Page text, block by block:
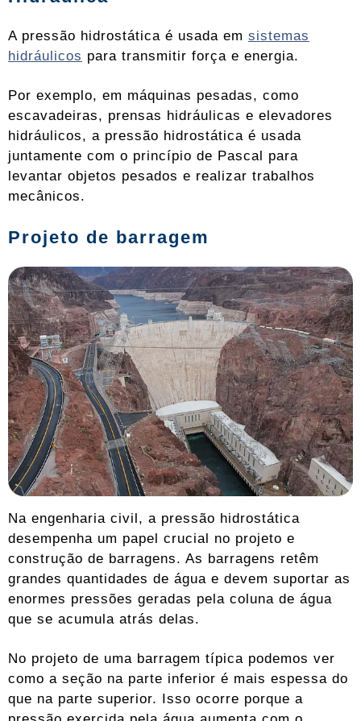
A pressão hidrostática é usada em sistemas
hidráulicos para transmitir força e energia.
Por exemplo, em máquinas pesadas, como
escavadeiras, prensas hidráulicas e elevadores
hidráulicos, a pressão hidrostática é usada
juntamente com o princípio de Pascal para
levantar objetos pesados ​​e realizar trabalhos
mecânicos.
Projeto de barragem
Na engenharia civil, a pressão hidrostática
desempenha um papel crucial no projeto e
construção de barragens. As barragens retêm
grandes quantidades de água e devem suportar as
enormes pressões geradas pela coluna de água
que se acumula atrás delas.
No projeto de uma barragem típica podemos ver
como a seção na parte inferior é mais espessa do
que na parte superior. Isso ocorre porque a